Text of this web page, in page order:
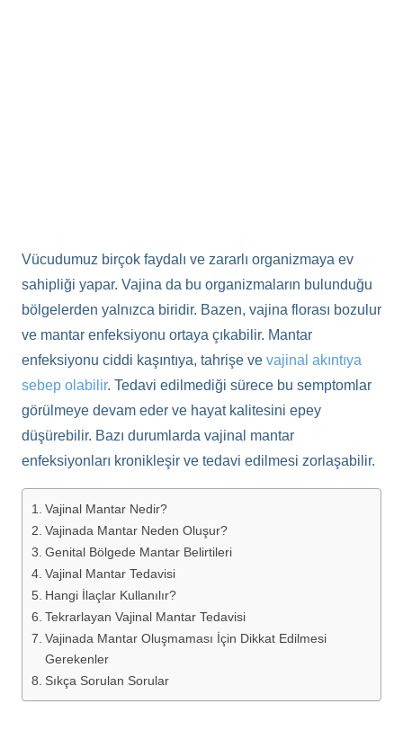
Vücudumuz birçok faydalı ve zararlı organizmaya ev
sahipliği yapar. Vajina da bu organizmaların bulunduğu
bölgelerden yalnızca biridir. Bazen, vajina florası bozulur
ve mantar enfeksiyonu ortaya çıkabilir. Mantar
enfeksiyonu ciddi kaşıntıya, tahrişe ve vajinal akıntıya
sebep olabilir. Tedavi edilmediği sürece bu semptomlar
görülmeye devam eder ve hayat kalitesini epey
düşürebilir. Bazı durumlarda vajinal mantar
enfeksiyonları kronikleşir ve tedavi edilmesi zorlaşabilir.
Vajinal Mantar Nedir?
Vajinada Mantar Neden Oluşur?
Genital Bölgede Mantar Belirtileri
Vajinal Mantar Tedavisi
Hangi İlaçlar Kullanılır?
Tekrarlayan Vajinal Mantar Tedavisi
Vajinada Mantar Oluşmaması İçin Dikkat Edilmesi
Gerekenler
Sıkça Sorulan Sorular